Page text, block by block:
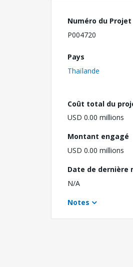
Numéro du Projet
P004720
Pays
Thaïlande
Coût total du
USD 0.00 millions
Montant engagé
USD 0.00 millions
Date de dernière
N/A
Notes